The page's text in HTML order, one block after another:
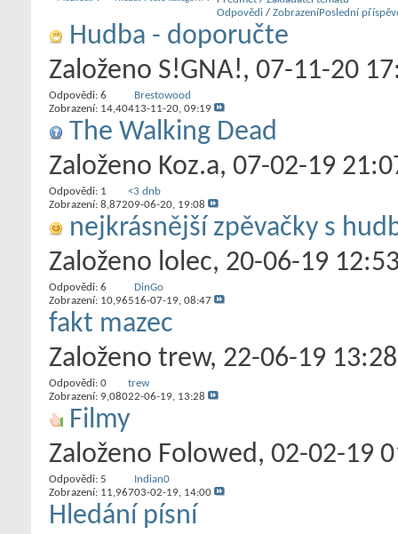
Odpovědi / ZobrazeníPoslední
Hudba - doporučte
Založeno S!GNA!‎, 07-11-20
Odpovědi: 6
Zobrazení: 14,404
Brestowood
13-11-20, 09:19
The Walking Dead
Založeno Koz.a‎, 07-02-19
Odpovědi: 1
Zobrazení: 8,872
<3 dnb
09-06-20, 19:08
nejkrásnější zpěvačky s
Založeno lolec‎, 20-06-19
Odpovědi: 6
Zobrazení: 10,965
DinGo
16-07-19, 08:47
fakt mazec
Založeno trew‎, 22-06-19 13:28
Odpovědi: 0
Zobrazení: 9,080
trew
22-06-19, 13:28
Filmy
Založeno Folowed‎, 02-02-19
Odpovědi: 5
Zobrazení: 11,967
Indian0
03-02-19, 14:00
Hledání písní